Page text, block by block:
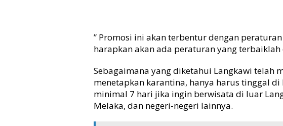
a
n
K
m
p
u
s
” Promosi ini akan terbentur dengan
harapkan akan ada peraturan yang
Sebagaimana yang diketahui Langkawi telah
menetapkan karantina, hanya harus tinggal
minimal 7 hari jika ingin berwisata di luar
Melaka, dan negeri-negeri lainnya.